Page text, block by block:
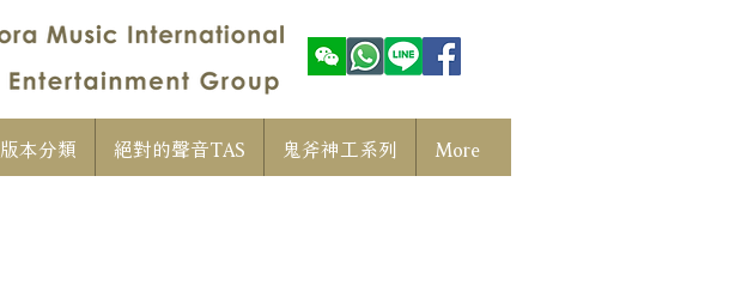
版本分類 絕對的聲音TAS 鬼斧神工系列 More